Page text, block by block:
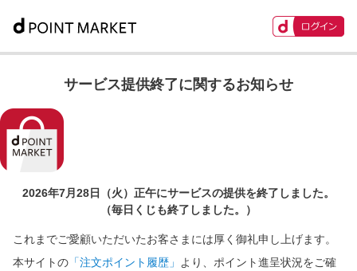
サービス提供終了に関するお知らせ
2026年7月28日（火）正午にサービスの提供を終了しました。
（毎日くじも終了しました。）
これまでご愛顧いただいたお客さまには厚く御礼申し上げます。
本サイトの 「注文ポイント履歴」
より、ポイント進呈状況をご確